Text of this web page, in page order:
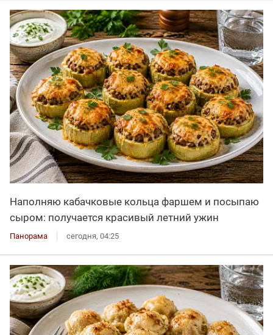
Наполняю кабачковые кольца фаршем и посыпаю
сыром: получается красивый летний ужин
Панорама сегодня, 04:25